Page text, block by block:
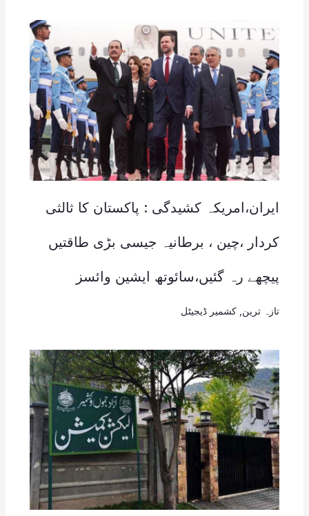
ایران،امریکہ کشیدگی : پاکستان کا ثالثی
کردار ،چین ، برطانیہ جیسی بڑی طاقتیں
پیچھے رہ گئیں،سائوتھ ایشین وائسز
تازہ ترین کشمیر ڈیجیٹل